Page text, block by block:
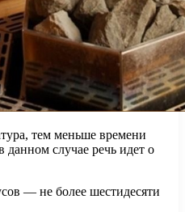
тем меньше времени
данном случае речь идет о
— не более шестидесяти